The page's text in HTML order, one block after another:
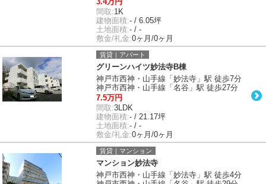
間取:1K
建物面積:- / 6.05坪
土地面積:- / -
敷金/礼金:0ヶ月/0ヶ月
賃貸｜アパート
グリーンハイツ妙法寺B棟
神戸市西神・山手線「妙法寺」駅 徒歩7分
神戸市西神・山手線「名谷」駅 徒歩27分
7.5万円
間取:3LDK
建物面積:- / 21.17坪
土地面積:- / -
敷金/礼金:0ヶ月/0ヶ月
賃貸｜マンション
マンション妙法寺
神戸市西神・山手線「妙法寺」駅 徒歩4分